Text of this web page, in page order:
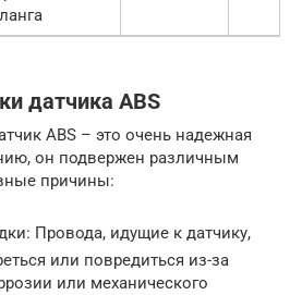
датчика ABS
ABS – это очень надежная
он подвержен различным
причины:
Провода, идущие к датчику,
или повредиться из-за
или механического